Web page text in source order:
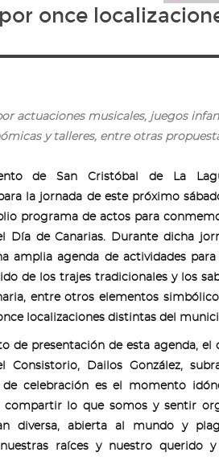
once
actuaciones musicales, juegos
y talleres, entre otras
de San Cristóbal de La
la jornada de este próximo
programa de actos para
Día de Canarias. Durante dicha
amplia agenda de actividades
de los trajes tradicionales y los
entre otros elementos
localizaciones distintas del
de presentación de esta agenda, el
Consistorio, Dailos González,
de celebración es el momento
compartir lo que somos y sentir
diversa, abierta al mundo y
raíces y nuestro querido y